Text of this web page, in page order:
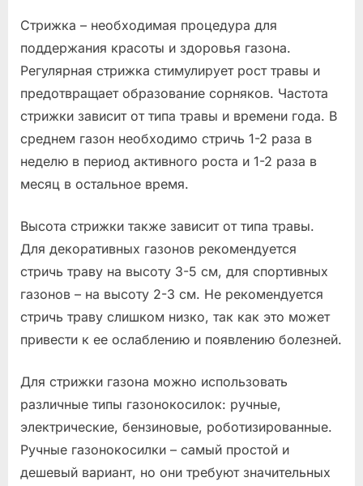
Стрижка – необходимая процедура для
поддержания красоты и здоровья газона.
Регулярная стрижка стимулирует рост травы и
предотвращает образование сорняков. Частота
стрижки зависит от типа травы и времени года. В
среднем газон необходимо стричь 1-2 раза в
неделю в период активного роста и 1-2 раза в
месяц в остальное время.
Высота стрижки также зависит от типа травы.
Для декоративных газонов рекомендуется
стричь траву на высоту 3-5 см, для спортивных
газонов – на высоту 2-3 см. Не рекомендуется
стричь траву слишком низко, так как это может
привести к ее ослаблению и появлению болезней.
Для стрижки газона можно использовать
различные типы газонокосилок: ручные,
электрические, бензиновые, роботизированные.
Ручные газонокосилки – самый простой и
дешевый вариант, но они требуют значительных